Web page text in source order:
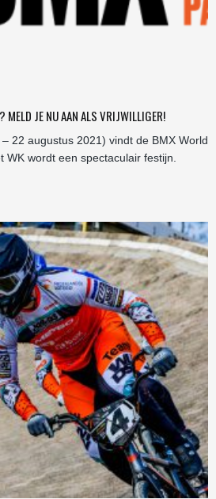
MELD JE NU AAN ALS VRIJWILLIGER!
22 augustus 2021) vindt de BMX World
WK wordt een spectaculair festijn.